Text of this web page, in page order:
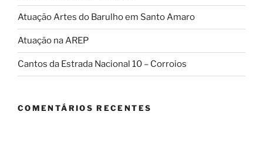
Atuação Artes do Barulho em Santo Amaro
Atuação na AREP
Cantos da Estrada Nacional 10 – Corroios
COMENTÁRIOS RECENTES